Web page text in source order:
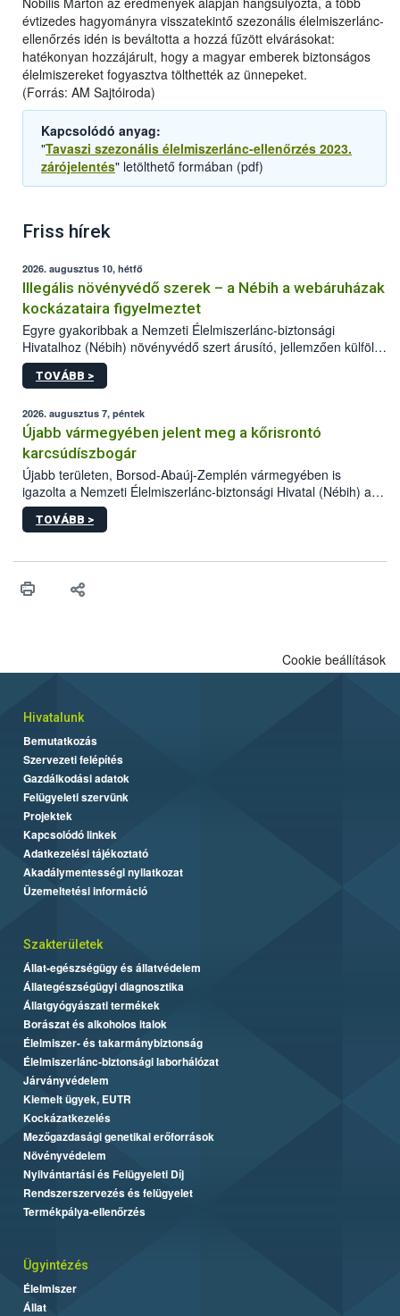
évtizedes hagyományra visszatekintő szezonális élelmiszerlánc-
ellenőrzés idén is beváltotta a hozzá fűzött elvárásokat:
hatékonyan hozzájárult, hogy a magyar emberek biztonságos
élelmiszereket fogyasztva tölthették az ünnepeket.
(Forrás: AM Sajtóiroda)
Kapcsolódó anyag:
"Tavaszi szezonális élelmiszerlánc-ellenőrzés 2023.
zárójelentés" letölthető formában (pdf)
Friss hírek
2026. augusztus 10, hétfő
Illegális növényvédő szerek – a Nébih a webáruházak
kockázataira figyelmeztet
Egyre gyakoribbak a Nemzeti Élelmiszerlánc-biztonsági
Hivatalhoz (Nébih) növényvédő szert árusító, jellemzően külföldi
honlapok kapcsán érkező bejelentések. Emellett az ilyen
termékeket kínáló kéretlen online reklámok mennyisége is
összegyűjtötte az illegális növényvédő szerek kapcsán
előforduló árulkodó jeleket, valamint a webáruházakból való
vásárlás kockázatait.
TOVÁBB >
2026. augusztus 7, péntek
Újabb vármegyében jelent meg a kőrisrontó
karcsúdíszbogár
Újabb területen, Borsod-Abaúj-Zemplén vármegyében is
igazolta a Nemzeti Élelmiszerlánc-biztonsági Hivatal (Nébih) a
kőrisrontó karcsúdíszbogár (Agrilus planipennis) jelenlétét. A
kártevőt nem csak színcsapdában találták meg, de már fertőzött
az intenzív felderítést, emellett az intézkedéseket a szlovák
TOVÁBB >
Cookie beállítások
Hivatalunk
Bemutatkozás
Szervezeti felépítés
Gazdálkodási adatok
Felügyeleti szervünk
Projektek
Kapcsolódó linkek
Adatkezelési tájékoztató
Akadálymentességi nyilatkozat
Üzemeltetési információ
Szakterületek
Állat-egészségügy és állatvédelem
Állategészségügyi diagnosztika
Állatgyógyászati termékek
Borászat és alkoholos italok
Élelmiszer- és takarmánybiztonság
Élelmiszerlánc-biztonsági laborhálózat
Járványvédelem
Kiemelt ügyek, EUTR
Kockázatkezelés
Mezőgazdasági genetikai erőforrások
Növényvédelem
Nyilvántartási és Felügyeleti Díj
Rendszerszervezés és felügyelet
Termékpálya-ellenőrzés
Ügyintézés
Élelmiszer
Állat